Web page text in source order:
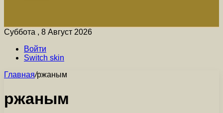
Суббота , 8 Август 2026
Войти
Switch skin
Главная/ржаным
ржаным